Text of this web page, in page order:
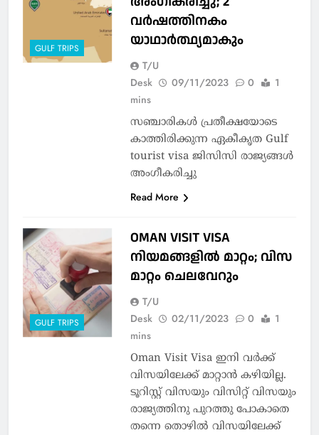
GULF TRIPS
വര്‍ഷത്തിനകം
യാഥാർത്ഥ്യമാകും
T/U
Desk
09/11/2023 0
1
mins
സഞ്ചാരികള്‍ പ്രതീക്ഷയോടെ
കാത്തിരിക്കുന്ന ഏകീകൃത Gulf
tourist visa ജിസിസി രാജ്യങ്ങള്‍
അംഗീകരിച്ചു
Read More
GULF TRIPS
OMAN VISIT VISA
നിയമങ്ങളില്‍ മാറ്റം; വിസ
മാറ്റം ചെലവേറും
T/U
Desk
02/11/2023 0
1
mins
Oman Visit Visa ഇനി വര്‍ക്ക്
വിസയിലേക്ക് മാറ്റാന്‍ കഴിയില്ല.
ടൂറിസ്റ്റ് വിസയും വിസിറ്റ് വിസയും
രാജ്യത്തിനു പുറത്തു പോകാതെ
തന്നെ തൊഴില്‍ വിസയിലേക്ക്